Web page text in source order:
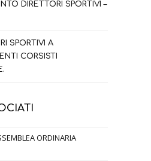
DIRETTORI SPORTIVI –
SPORTIVI A
CORSISTI
ORDINARIA